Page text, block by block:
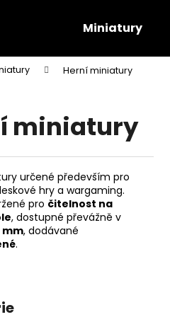
Miniatury
Herní miniatury
miniatury
určené především pro
hry a wargaming.
pro čitelnost na
, dostupné převážně v
mm, dodávané
.